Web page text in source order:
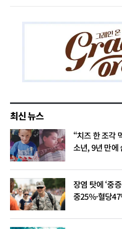
최신 뉴스
“치즈 한 조각
소년, 9년 만에
장염 탓에 ‘중
중25%·혈당